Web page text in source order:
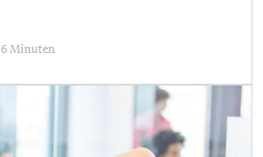
6 Minuten